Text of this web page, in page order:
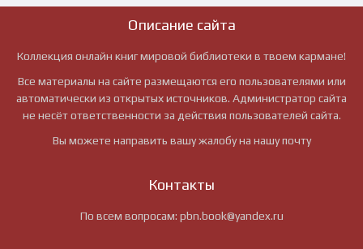
Описание сайта
Коллекция онлайн книг мировой библиотеки в твоем кармане!
Все материалы на сайте размещаются его пользователями или
автоматически из открытых источников. Администратор сайта
не несёт ответственности за действия пользователей сайта.
Вы можете направить вашу жалобу на нашу почту
Контакты
По всем вопросам: pbn.book@yandex.ru